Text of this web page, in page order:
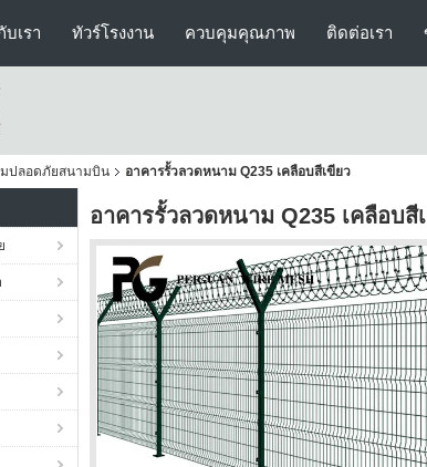
บเรา ทัวร์โรงงาน ควบคุมคุณภาพ ติดต่อเรา
มปลอดภัยสนามบิน อาคารรั้วลวดหนาม Q235 เคลือบสีเขียว
อาคารรั้วลวดหนาม Q235 เคลือบสี